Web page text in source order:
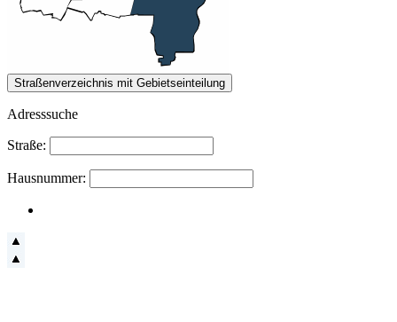
Adresssuche
Straße:
Hausnummer: